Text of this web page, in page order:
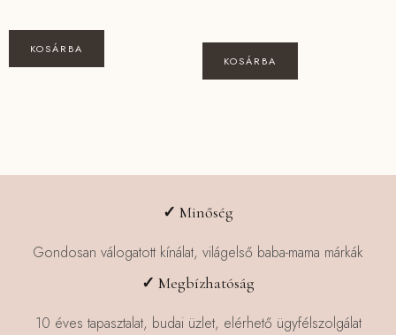
KOSÁRBA
2750 Ft.
KOSÁRBA
✓ Minőség
Gondosan válogatott kínálat, világelső baba-mama márkák
✓ Megbízhatóság
10 éves tapasztalat, budai üzlet, elérhető ügyfélszolgálat